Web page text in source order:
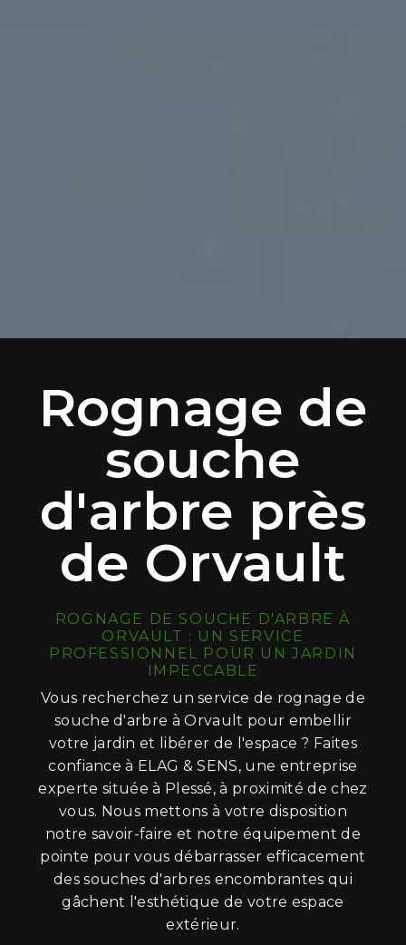
Rognage de
souche
d'arbre près
de Orvault
ROGNAGE DE SOUCHE D'ARBRE À
ORVAULT : UN SERVICE
PROFESSIONNEL POUR UN JARDIN
IMPECCABLE
Vous recherchez un service de rognage de
souche d'arbre à Orvault pour embellir
votre jardin et libérer de l'espace ? Faites
confiance à ELAG & SENS, une entreprise
experte située à Plessé, à proximité de chez
vous. Nous mettons à votre disposition
notre savoir-faire et notre équipement de
pointe pour vous débarrasser efficacement
des souches d'arbres encombrantes qui
gâchent l'esthétique de votre espace
extérieur.